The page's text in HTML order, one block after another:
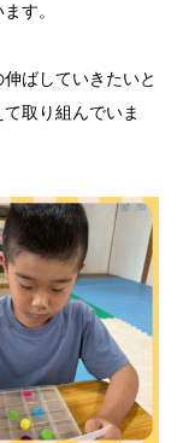
す。
ばしていきたいと
取り組んでいま